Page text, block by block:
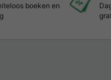
boeken en